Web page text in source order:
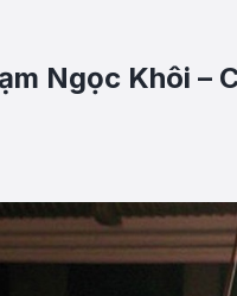
Ngọc Khôi –